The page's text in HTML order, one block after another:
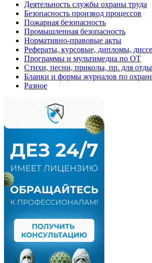
Деятельность службы охраны труда
Безопасность производ процессов
Пожарная безопасность
Промышленная безопасность
Нормативно-правовые акты
Рефераты, курсовые, дипломы,
Программы и мультимедиа по ОТ
Стихи, песни, приколы, пр. для
Бланки и формы журналов по
Разное